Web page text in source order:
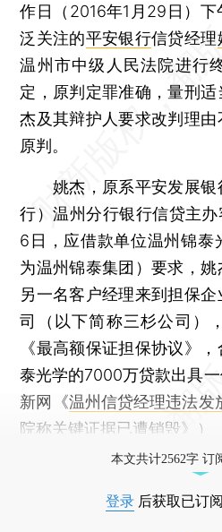
作日（2016年1月29日）
泛关注的平安银行信贷经理
温州市中级人民法院进行
定，原判定罪准确，量刑
杰及其辩护人要求改判理
原判。
姚杰，原系平安发展银
行）温州分行银行信贷主
6日，应借款单位温州锦泰
为温州锦泰集团）要求，
另一名客户经理来到担保
司（以下简称三杉公司）
《最高额保证担保协议》
泰光学的7000万贷款出具
新网《温州信贷经理违法发
院称关键证据已遭销毁》）
本文共计2562字 订
登录 后获取已订